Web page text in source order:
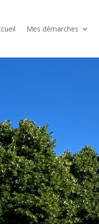
Mes démarches